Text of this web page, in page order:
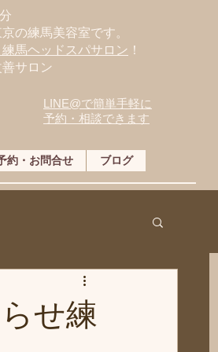
の練馬美容室です。
馬ヘッドスパサロン ！
サロン
LINE@で簡単手軽に
予約・相談できます
約・お問合せ ブログ
せ練